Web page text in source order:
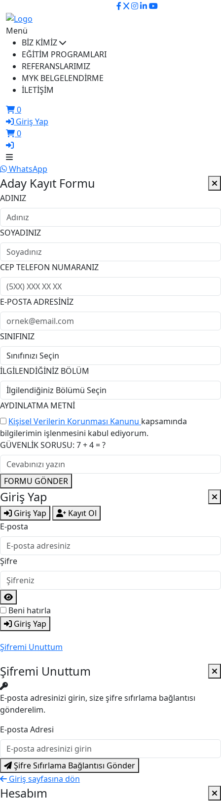
Menü
BİZ KİMİZ
EĞİTİM PROGRAMLARI
REFERANSLARIMIZ
MYK BELGELENDİRME
İLETİŞİM
0
Giriş Yap
0
WhatsApp
Aday Kayıt Formu
ADINIZ
SOYADINIZ
CEP TELEFON NUMARANIZ
E-POSTA ADRESİNİZ
SINIFINIZ
İLGİLENDİĞİNİZ BÖLÜM
AYDINLATMA METNİ
Kişisel Verilerin Korunması Kanunu kapsamında
bilgilerimin işlenmesini kabul ediyorum.
GÜVENLİK SORUSU: 7 + 4 = ?
FORMU GÖNDER
Giriş Yap
Giriş Yap
Kayıt Ol
E-posta
Şifre
Beni hatırla
Giriş Yap
Şifremi Unuttum
Şifremi Unuttum
E-posta adresinizi girin, size şifre sıfırlama bağlantısı
gönderelim.
E-posta Adresi
Şifre Sıfırlama Bağlantısı Gönder
Giriş sayfasına dön
Hesabım